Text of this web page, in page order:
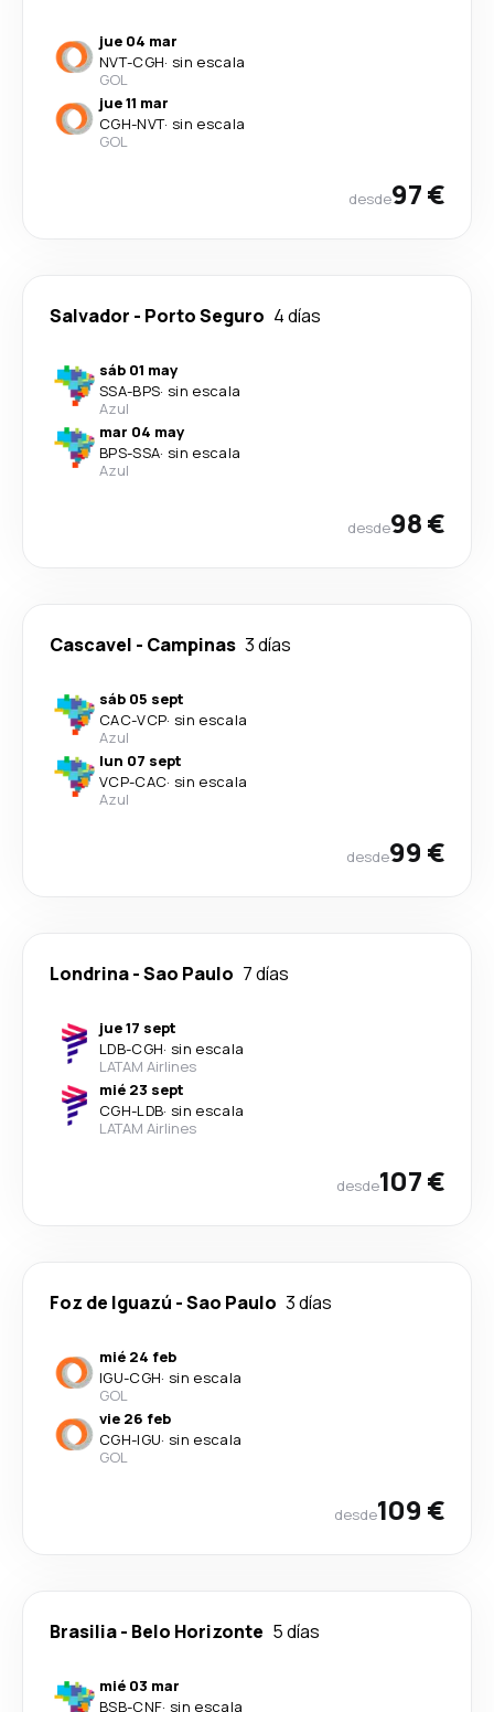
jue 04 mar
NVT-CGH· sin escala
GOL
jue 11 mar
CGH-NVT· sin escala
GOL
desde97 €
Salvador - Porto Seguro 4 días
sáb 01 may
SSA-BPS· sin escala
Azul
mar 04 may
BPS-SSA· sin escala
Azul
desde98 €
Cascavel - Campinas 3 días
sáb 05 sept
CAC-VCP· sin escala
Azul
lun 07 sept
VCP-CAC· sin escala
Azul
desde99 €
Londrina-Sao Paulo 7 días
jue 17 sept
LDB-CGH· sin escala
LATAM Airlines
mié 23 sept
CGH-LDB· sin escala
LATAM Airlines
desde107 €
Foz de Iguazú -Sao Paulo 3 días
mié 24 feb
IGU-CGH· sin escala
GOL
vie 26 feb
CGH-IGU· sin escala
GOL
desde109 €
Brasilia- Belo Horizonte 5 días
mié 03 mar
BSB-CNF· sin escala